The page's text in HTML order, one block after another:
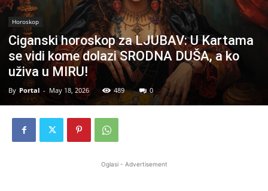
Horoskop
Ciganski horoskop za LJUBAV: U Kartama
se vidi kome dolazi SRODNA DUŠA, a ko
uživa u MIRU!
By Portal - May 18, 2026 489 0
Oglasi - Advertisement